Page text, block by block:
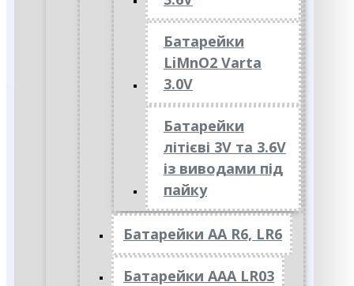
Батарейки
LiMnO2 Varta
3.0V
Батарейки
літієві 3V та 3.6V
із виводами під
пайку
Батарейки АА R6, LR6
Батарейки АAА LR03